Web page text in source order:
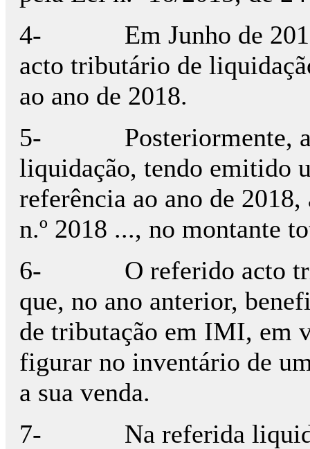
4-
Em Junho de
acto tributário de
ao ano de 2018.
5-
Posteriormente,
liquidação, tendo emitido
referência ao ano de
n.º 2018 ..., no montante
6-
O referido acto
que, no ano anterior,
de tributação em IMI, em
figurar no inventário de
a sua venda.
7-
Na referida